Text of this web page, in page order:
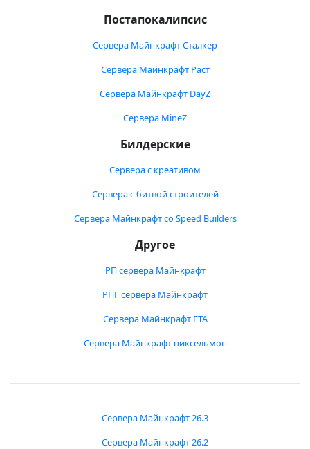
Постапокалипсис
Сервера Майнкрафт Сталкер
Сервера Майнкрафт Раст
Сервера Майнкрафт DayZ
Сервера MineZ
Билдерские
Сервера с креативом
Сервера с битвой строителей
Сервера Майнкрафт со Speed Builders
Другое
РП сервера Майнкрафт
РПГ сервера Майнкрафт
Сервера Майнкрафт ГТА
Сервера Майнкрафт пиксельмон
Сервера Майнкрафт 26.3
Сервера Майнкрафт 26.2